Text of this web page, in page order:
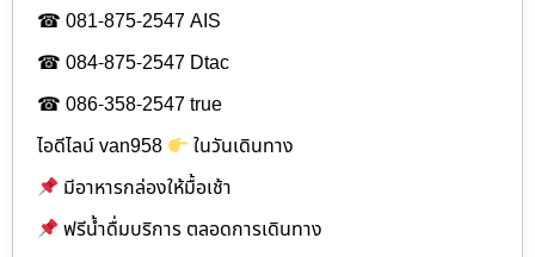
☎ 081-875-2547 AIS
☎ 084-875-2547 Dtac
☎ 086-358-2547 true
ไอดีไลน์ van958
ในวันเดินทาง
มีอาหารกล่องให้มื้อเช้า
ฟรีน้ำดื่มบริการ ตลอดการเดินทาง